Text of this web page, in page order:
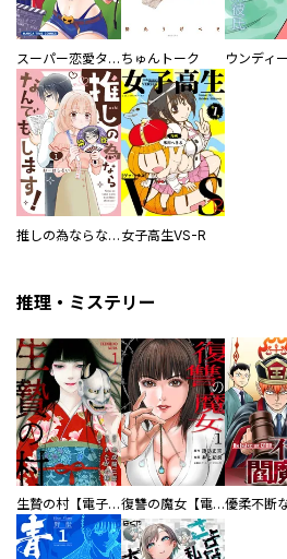
スーパー恋愛タイム！～現場でドＳな彼女は自宅でデレる～ ちゅんトーク
推しの為ならなんでもします！ 女子高生VS-R
推理・ミステリー
生贄の村【電子単行本版】 復讐の魔女【電子単行本版】